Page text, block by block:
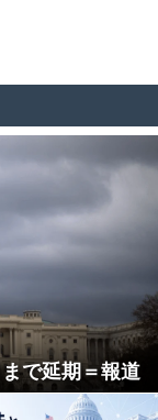
で延期＝報道